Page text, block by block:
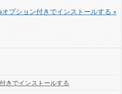
オプション付きでインストールする »
きでインストールする